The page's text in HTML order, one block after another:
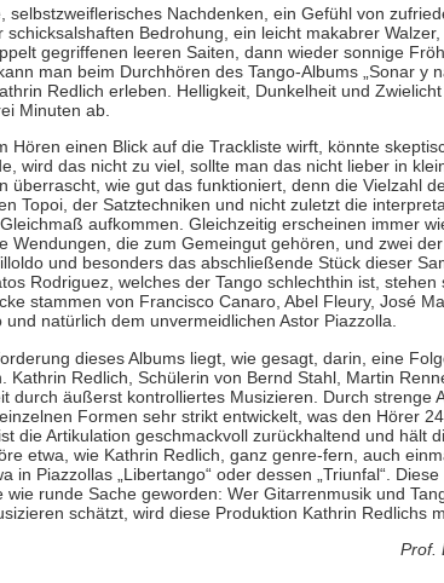
selbstzweiflerisches Nachdenken, ein Gefühl von
schicksalshaften Bedrohung, ein leicht makabrer
gegriffenen leeren Saiten, dann wieder sonnige
man beim Durchhören des Tango-Albums „Sonar y
Redlich erleben. Helligkeit, Dunkelheit und
Minuten ab.
Hören einen Blick auf die Trackliste wirft, könnte
wird das nicht zu viel, sollte man das nicht lieber in
überrascht, wie gut das funktioniert, denn die Vielzahl
Topoi, der Satztechniken und nicht zuletzt die
aufkommen. Gleichzeitig erscheinen immer
Wendungen, die zum Gemeingut gehören, und zwei
und besonders das abschließende Stück dieser
Rodriguez, welches der Tango schlechthin ist,
stammen von Francisco Canaro, Abel Fleury, José
und natürlich dem unvermeidlichen Astor Piazzolla.
dieses Albums liegt, wie gesagt, darin, eine
Kathrin Redlich, Schülerin von Bernd Stahl, Martin
durch äußerst kontrolliertes Musizieren. Durch strenge
Formen sehr strikt entwickelt, was den Hörer
die Artikulation geschmackvoll zurückhaltend und hält
etwa, wie Kathrin Redlich, ganz genre-fern, auch
in Piazzollas „Libertango“ oder dessen „Triunfal“.
wie runde Sache geworden: Wer Gitarrenmusik und
schätzt, wird diese Produktion Kathrin Redlichs
Prof.